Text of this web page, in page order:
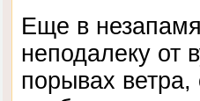
Еще в
неподалеку от
порывах ветра,